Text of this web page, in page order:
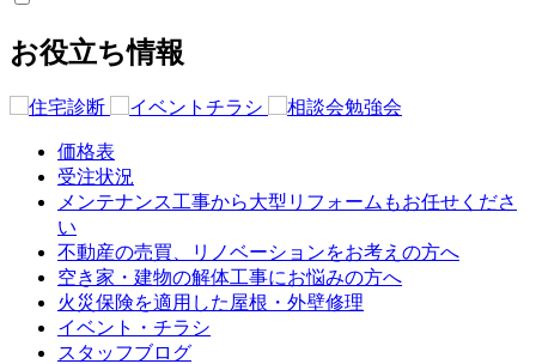
お役立ち情報
価格表
受注状況
メンテナンス工事から大型リフォームもお任せくださ
い
不動産の売買、リノベーションをお考えの方へ
空き家・建物の解体工事にお悩みの方へ
火災保険を適用した屋根・外壁修理
イベント・チラシ
スタッフブログ